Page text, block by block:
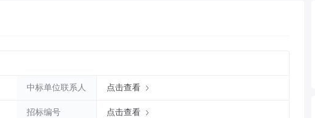
中标单位联系人 点击查看
招标编号 点击查看